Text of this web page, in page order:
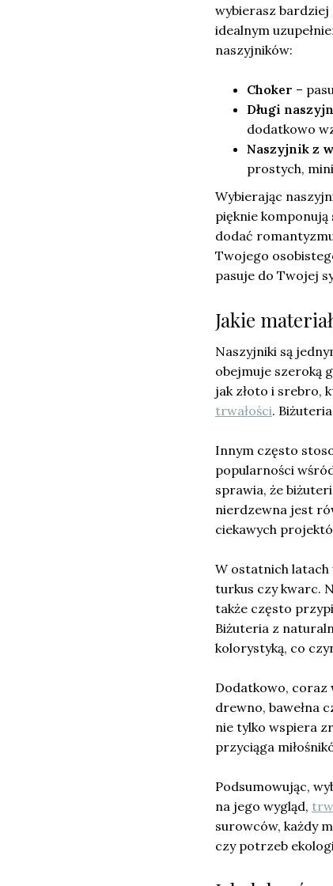
wybierasz bardziej
idealnym
naszyjników:
Choker –
Długi
dodatkowo
Naszyjnik z
prostych,
Wybierając
pięknie
dodać
Twojego
pasuje do Twojej
Jakie
Naszyjniki są
obejmuje szeroką
jak złoto i srebro,
trwałości.
Innym często
popularności
sprawia, że
nierdzewna jest
ciekawych
W ostatnich latach
turkus czy kwarc.
także często
Biżuteria z
kolorystyką, co
Dodatkowo, coraz
drewno, bawełna
nie tylko wspiera
przyciąga
Podsumowując,
na jego wygląd,
surowców, każdy
czy potrzeb